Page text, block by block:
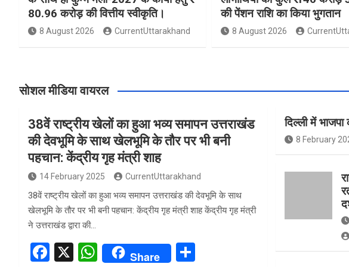
80.96 करोड़ की वित्तीय स्वीकृति।
8 August 2026 CurrentUttarakhand
की पेंशन राशि का किया भुगतान
8 August 2026
सोशल मीडिया वायरल
38वें राष्ट्रीय खेलों का हुआ भव्य समापन उत्तराखंड
की देवभूमि के साथ खेलभूमि के तौर पर भी बनी
पहचान: केंद्रीय गृह मंत्री शाह
14 February 2025 CurrentUttarakhand
38वें राष्ट्रीय खेलों का हुआ भव्य समापन उत्तराखंड की देवभूमि के साथ
खेलभूमि के तौर पर भी बनी पहचान: केंद्रीय गृह मंत्री शाह केंद्रीय गृह मंत्री
ने उत्तराखंड द्वारा की…
F
X
W
Share
दिल्ली में भाजपा
8 February